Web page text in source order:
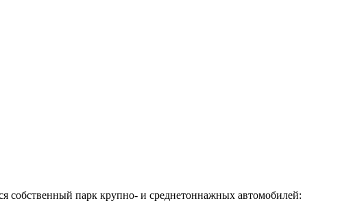
собственный парк крупно- и среднетоннажных автомобилей: